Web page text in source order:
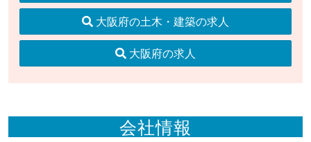
大阪府の土木・建築の求人
大阪府の求人
会社情報